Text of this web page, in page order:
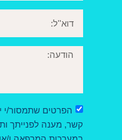
הפרטים שתמסור/י
קשר, מענה לפנייתך